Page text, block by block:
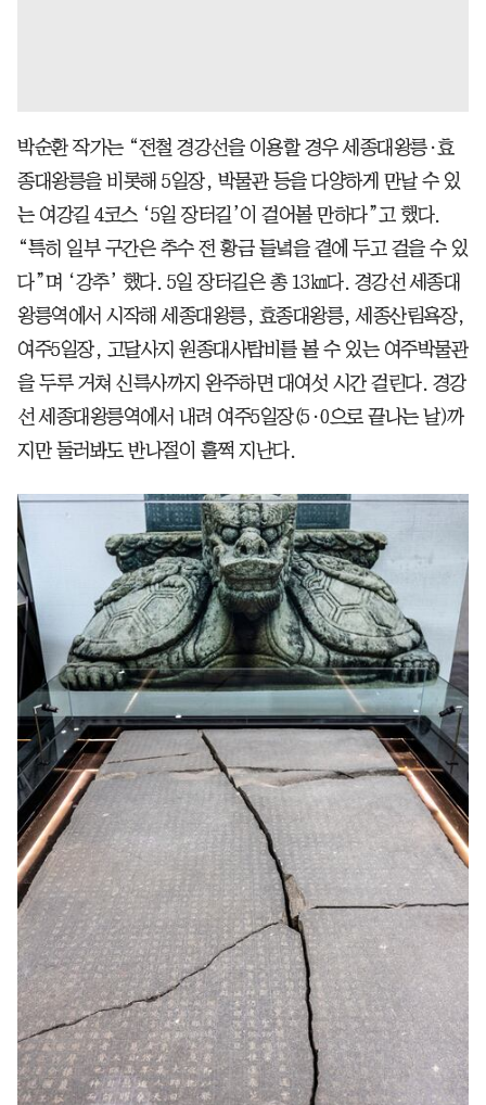
박순환 작가는 “전철 경강선을 이용할 경우 세종대왕릉·효
종대왕릉을 비롯해 5일장, 박물관 등을 다양하게 만날 수 있
는 여강길 4코스 ‘5일 장터길’이 걸어볼 만하다”고 했다.
“특히 일부 구간은 추수 전 황금 들녘을 곁에 두고 걸을 수 있
다”며 ‘강추’ 했다. 5일 장터길은 총 13㎞다. 경강선 세종대
왕릉역에서 시작해 세종대왕릉, 효종대왕릉, 세종산림욕장,
여주5일장, 고달사지 원종대사탑비를 볼 수 있는 여주박물관
을 두루 거쳐 신륵사까지 완주하면 대여섯 시간 걸린다. 경강
선 세종대왕릉역에서 내려 여주5일장(5·0으로 끝나는 날)까
지만 둘러봐도 반나절이 훌쩍 지난다.